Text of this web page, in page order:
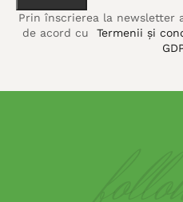
Prin înscrierea la newsletter
de acord cu
Termenii și